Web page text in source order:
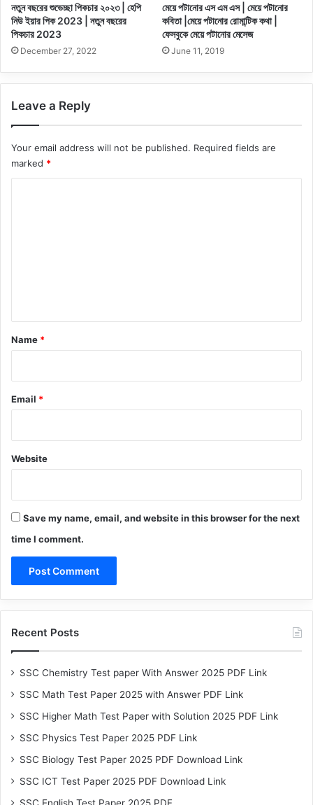
নতুন বছরের শুভেচ্ছা পিকচার ২০২৩ | হেপি
নিউ ইয়ার পিক 2023 | নতুন বছরের
পিকচার 2023
December 27, 2022
মেয়ে পটানোর এস এম এস | মেয়ে পটানোর
কবিতা |মেয়ে পটানোর রোমান্টিক কথা |
ফেসবুকে মেয়ে পটানোর মেসেজ
June 11, 2019
Leave a Reply
Your email address will not be published. Required fields are
marked *
*
Name *
Email *
Website
Save my name, email, and website in this browser for the next
time I comment.
Recent Posts
SSC Chemistry Test paper With Answer 2025 PDF Link
SSC Math Test Paper 2025 with Answer PDF Link
SSC Higher Math Test Paper with Solution 2025 PDF Link
SSC Physics Test Paper 2025 PDF Link
SSC Biology Test Paper 2025 PDF Download Link
SSC ICT Test Paper 2025 PDF Download Link
SSC English Test Paper 2025 PDF